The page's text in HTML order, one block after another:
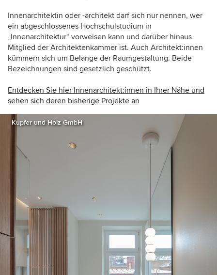
Innenarchitektin oder -architekt darf sich nur nennen, wer
ein abgeschlossenes Hochschulstudium in
„Innenarchitektur“ vorweisen kann und darüber hinaus
Mitglied der Architektenkammer ist. Auch Architekt:innen
kümmern sich um Belange der Raumgestaltung. Beide
Bezeichnungen sind gesetzlich geschützt.
Entdecken Sie hier Innenarchitekt:innen in Ihrer Nähe und
sehen sich deren bisherige Projekte an
Kupfer und Holz GmbH